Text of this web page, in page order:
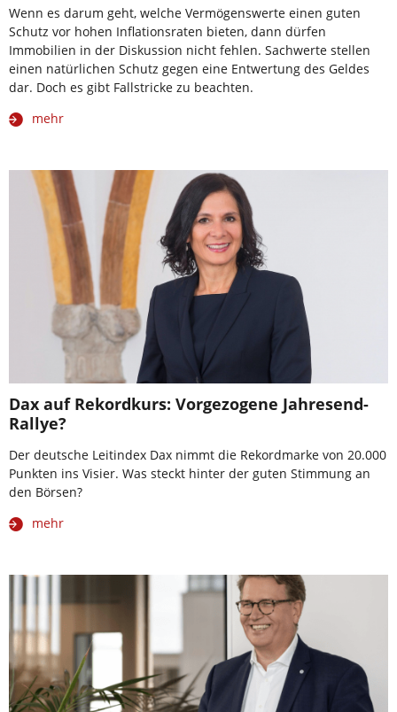
Wenn es darum geht, welche Vermögenswerte einen guten
Schutz vor hohen Inflationsraten bieten, dann dürfen
Immobilien in der Diskussion nicht fehlen. Sachwerte stellen
einen natürlichen Schutz gegen eine Entwertung des Geldes
dar. Doch es gibt Fallstricke zu beachten.
mehr
Dax auf Rekordkurs: Vorgezogene Jahresend-
Rallye?
Der deutsche Leitindex Dax nimmt die Rekordmarke von 20.000
Punkten ins Visier. Was steckt hinter der guten Stimmung an
den Börsen?
mehr